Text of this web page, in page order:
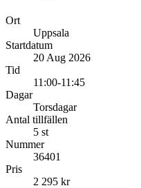
Ort
Uppsala
Startdatum
20 Aug 2026
Tid
11:00-11:45
Dagar
Torsdagar
Antal tillfällen
5 st
Nummer
36401
Pris
2 295 kr